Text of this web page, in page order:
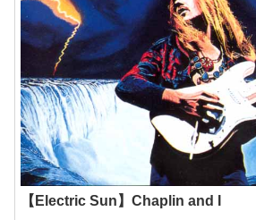
【Electric Sun】Chaplin and I